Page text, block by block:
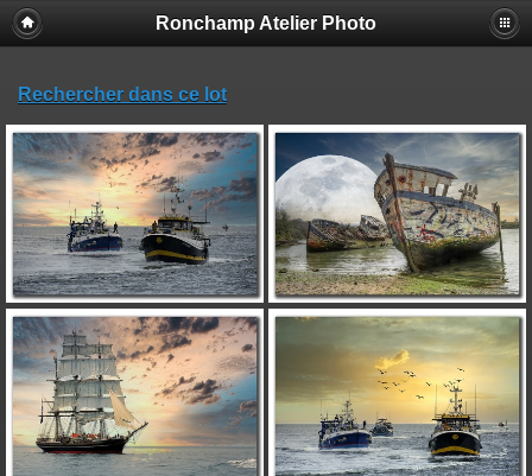
Ronchamp Atelier Photo
Rechercher dans ce lot